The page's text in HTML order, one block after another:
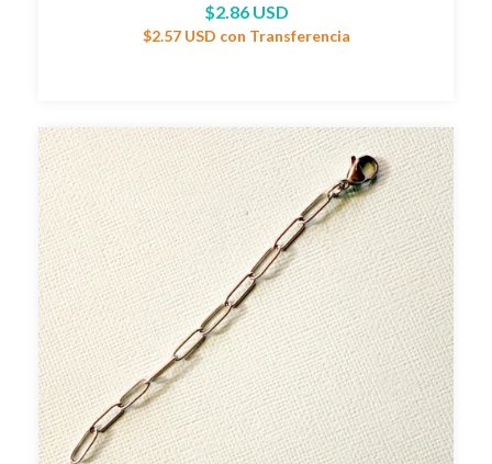
$2.86 USD
$2.57 USD con Transferencia